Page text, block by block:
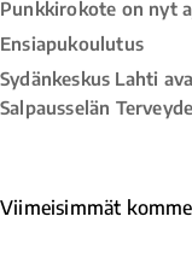
Punkkirokote on nyt
Ensiapukoulutus
Sydänkeskus Lahti
Salpausselän
Viimeisimmät